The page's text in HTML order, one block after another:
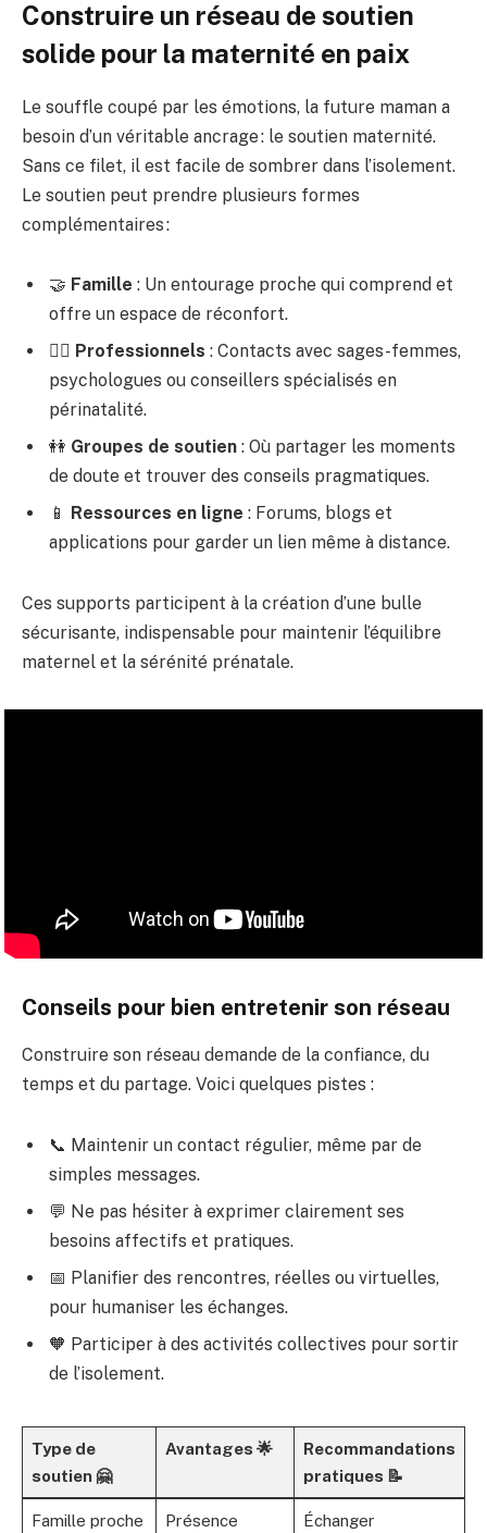
Construire un réseau de soutien
solide pour la maternité en paix
Le souffle coupé par les émotions, la future maman a
besoin d’un véritable ancrage : le soutien maternité.
Sans ce filet, il est facile de sombrer dans l’isolement.
Le soutien peut prendre plusieurs formes
complémentaires :
🤝 Famille : Un entourage proche qui comprend et
offre un espace de réconfort.
👩‍⚕️ Professionnels : Contacts avec sages-femmes,
psychologues ou conseillers spécialisés en
périnatalité.
👭 Groupes de soutien : Où partager les moments
de doute et trouver des conseils pragmatiques.
📱
Ressources en ligne : Forums, blogs et
applications pour garder un lien même à distance.
Ces supports participent à la création d’une bulle
sécurisante, indispensable pour maintenir l’équilibre
maternel et la sérénité prénatale.
Conseils pour bien entretenir son réseau
Construire son réseau demande de la confiance, du
temps et du partage. Voici quelques pistes :
📞 Maintenir un contact régulier, même par de
simples messages.
💬 Ne pas hésiter à exprimer clairement ses
besoins affectifs et pratiques.
📅 Planifier des rencontres, réelles ou virtuelles,
pour humaniser les échanges.
🧡 Participer à des activités collectives pour sortir
de l’isolement.
Type de
soutien 🤗
Avantages 🌟
Recommandations
pratiques 📝
Famille proche Présence Échanger